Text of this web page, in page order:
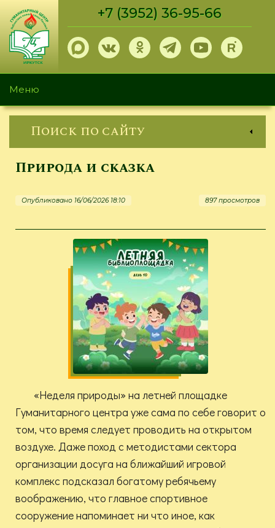
Перейти
основному
содержанию
+7 (3952) 36-95-66
Меню
Поиск по сайту
Природа и сказка
Опубликовано 16/06/2026 18:10 897 просмотров
«Неделя природы» на летней площадке
Гуманитарного центра уже сама по себе говорит о
том, что время следует проводить на открытом
воздухе. Даже поход с методистами сектора
организации досуга на ближайший игровой
комплекс подсказал богатому ребячьему
воображению, что главное спортивное
сооружение напоминает ни что иное, как